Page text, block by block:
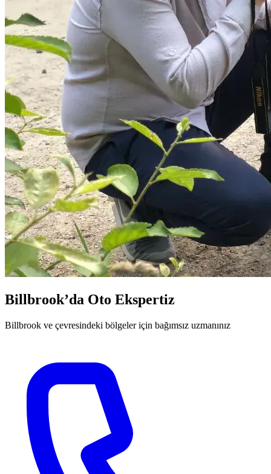
Billbrook’da Oto Ekspertiz
Billbrook ve çevresindeki bölgeler için bağımsız uzmanınız